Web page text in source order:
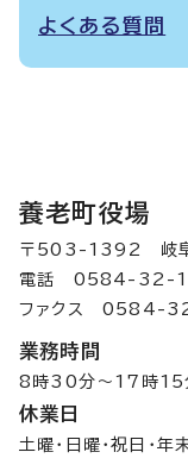
よくある質問
養老町役場
〒503-1392 岐阜
電話 0584-32-
ファクス 0584-
業務時間
8時30分～17時15
休業日
土曜・日曜・祝日・